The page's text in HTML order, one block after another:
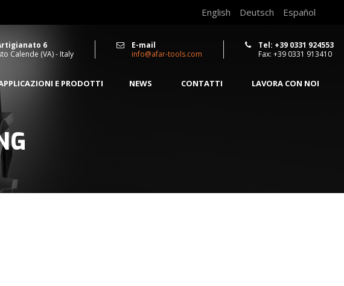
English Deutsch Español
6
Calende (VA) - Italy
E-mail
info@afar-tools.com
Tel: +39 0331 924553
Fax: +39 0331 913410
E PRODOTTI NEWS CONTATTI LAVORA CON NOI